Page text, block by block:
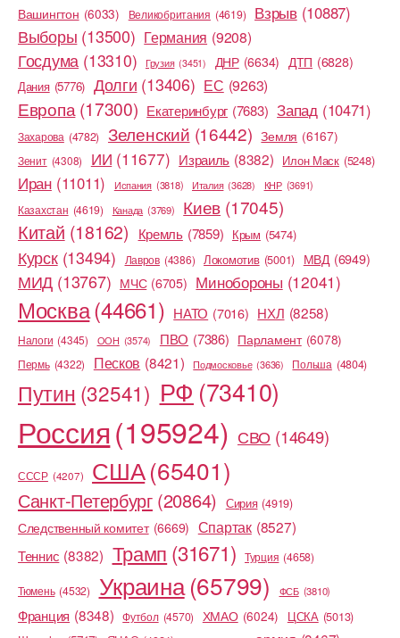
Вашингтон (6033) Великобритания (4619) Взрыв (10887)
Выборы (13500) Германия (9208)
Госдума (13310) Грузия (3451) ДНР (6634) ДТП (6828)
Дания (5776) Долги (13406) ЕС (9263)
Европа (17300) Екатеринбург (7683) Запад (10471)
Захарова (4782) Зеленский (16442) Земля (6167)
Зенит (4308) ИИ (11677) Израиль (8382) Илон Маск (5248)
Иран (11011) Испания (3818) Италия (3628) КНР (3691)
Казахстан (4619) Канада (3769) Киев (17045)
Китай (18162) Кремль (7859) Крым (5474)
Курск (13494) Лавров (4386) Локомотив (5001) МВД (6949)
МИД (13767) МЧС (6705) Минобороны (12041)
Москва(44661) НАТО (7016) НХЛ (8258)
Налоги (4345) ООН (3574) ПВО (7386) Парламент (6078)
Пермь (4322) Песков (8421) Подмосковье (3636) Польша (4804)
Путин (32541) РФ (73410)
Россия(195924) СВО (14649)
СССР (4207) США(65401)
Санкт-Петербург (20864) Сирия (4919)
Следственный комитет (6669) Спартак (8527)
Теннис (8382) Трамп (31671) Турция (4658)
Тюмень (4532) Украина(65799) ФСБ (3810)
Франция (8348) Футбол (4570) ХМАО (6024) ЦСКА (5013)